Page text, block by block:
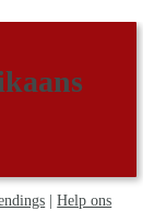
|Help ons